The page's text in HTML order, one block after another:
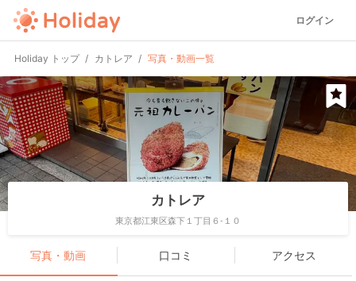
ログイン
Holiday トップ カトレア 写真・動画一覧
カトレア
東京都江東区森下１丁目６-１０
写真・動画 口コミ アクセス